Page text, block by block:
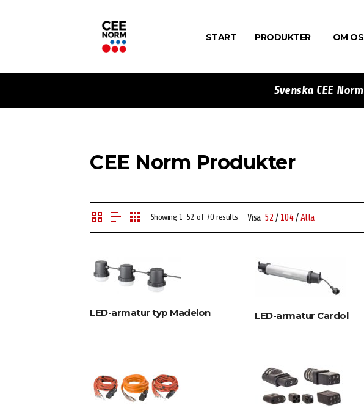
START PRODUKTER OM
Svenska CEE
CEE Norm Produkter
Showing 1–52 of 70 results Visa 52/ 104/Alla
LED-armatur typ Madelon LED-armatur Cardol